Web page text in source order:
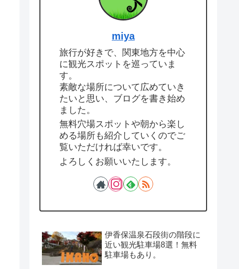
miya
旅行が好きで、関東地方を中心
に観光スポットを巡っていま
す。
素敵な場所について広めていき
たいと思い、ブログを書き始め
ました。
無料穴場スポットや朝から楽し
める場所も紹介していくのでご
覧いただければ幸いです。
よろしくお願いいたします。
伊香保温泉石段街の階段に
近い観光駐車場8選！無料
駐車場もあり。